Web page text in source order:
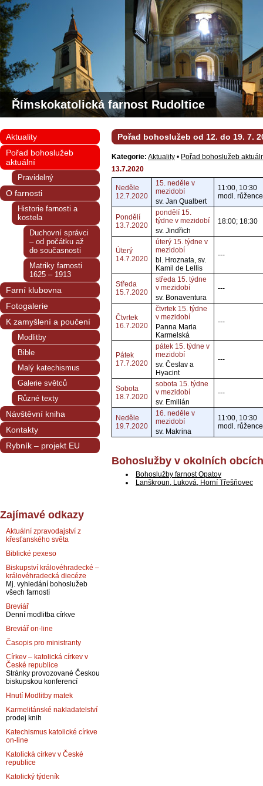
Římskokatolická farnost Rudoltice
Pořad bohoslužeb od 12. do 19. 7.
Kategorie: Aktuality • Pořad bohoslužeb
13.7.2020
Neděle
12.7.2020
15. neděle v
mezidobí
sv. Jan Qualbert
11:00, 10:30
modl.
Pondělí
13.7.2020
pondělí 15.
týdne v mezidobí
sv. Jindřich
18:00; 18:30
Úterý
14.7.2020
úterý 15. týdne v
mezidobí
bl. Hroznata, sv.
Kamil de Lellis
---
Středa
15.7.2020
středa 15. týdne
v mezidobí
sv. Bonaventura
---
Čtvrtek
16.7.2020
čtvrtek 15. týdne
v mezidobí
Panna Maria
Karmelská
---
Pátek
17.7.2020
pátek 15. týdne v
mezidobí
sv. Česlav a
Hyacint
---
Sobota
18.7.2020
sobota 15. týdne
v mezidobí
sv. Emilián
---
Neděle
19.7.2020
16. neděle v
mezidobí
sv. Makrina
11:00, 10:30
modl. růžence
Bohoslužby v okolních obcích
Bohoslužby farnost Opatov
Lanškroun, Luková, Horní Třešňovec
Aktuality
Pořad bohoslužeb
aktuální
Pravidelný
O farnosti
Historie farnosti a
kostela
Duchovní správci
– od počátku až
do současnosti
Matriky farnosti
1625 – 1913
Farní klubovna
Fotogalerie
K zamyšlení a poučení
Modlitby
Bible
Malý katechismus
Galerie světců
Různé texty
Návštěvní kniha
Kontakty
Rybník – projekt EU
Zajímavé odkazy
Aktuální zpravodajství z
křesťanského světa
Biblické pexeso
Biskupství královéhradecké –
královéhradecká diecéze
Mj. vyhledání bohoslužeb
všech farností
Breviář
Denní modlitba církve
Breviář on-line
Časopis pro ministranty
Církev – katolická církev v
České republice
Stránky provozované Českou
biskupskou konferencí
Hnutí Modlitby matek
Karmelitánské nakladatelství
prodej knih
Katechismus katolické církve
on-line
Katolická církev v České
republice
Katolický týdeník